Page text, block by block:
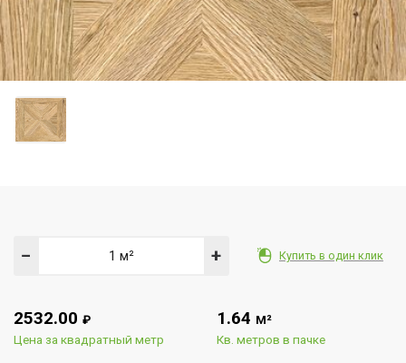
Купить в один клик
− +
2532.00 ₽
Цена за квадратный метр
1.64 М²
Кв. метров в пачке